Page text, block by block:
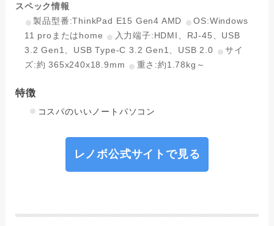
スペック情報
製品型番:ThinkPad E15 Gen4 AMD
OS:Windows
11 proまたはhome
入力端子:HDMI、RJ-45、USB
3.2 Gen1、USB Type-C 3.2 Gen1、USB 2.0
サイ
ズ:約 365x240x18.9mm
重さ:約1.78kg～
特徴
コスパのいいノートパソコン
レノボ公式サイトで見る